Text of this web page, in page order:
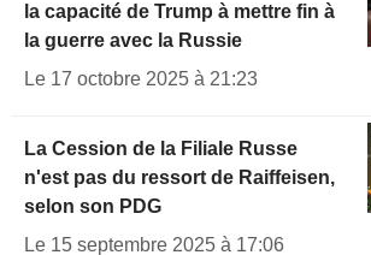
la capacité de Trump à mettre fin à
la guerre avec la Russie
Le 17 octobre 2025 à 21:23
La Cession de la Filiale Russe
n'est pas du ressort de Raiffeisen,
selon son PDG
Le 15 septembre 2025 à 17:06